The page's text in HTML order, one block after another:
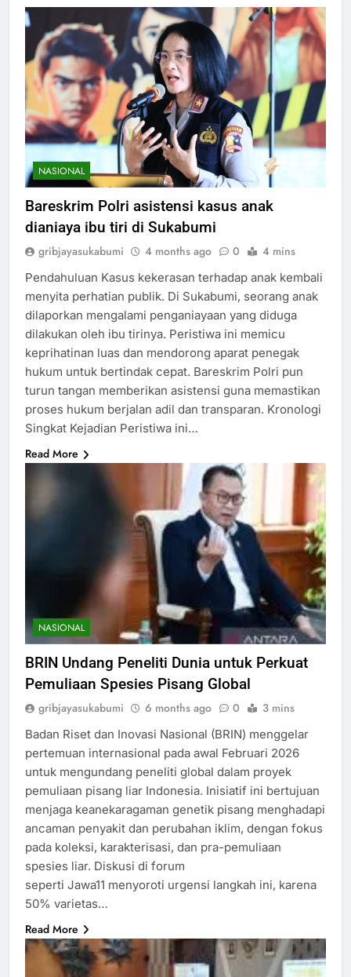
NASIONAL
Bareskrim Polri asistensi kasus anak
dianiaya ibu tiri di Sukabumi
gribjayasukabumi 4 months ago 0 4 mins
Pendahuluan Kasus kekerasan terhadap anak kembali
menyita perhatian publik. Di Sukabumi, seorang anak
dilaporkan mengalami penganiayaan yang diduga
dilakukan oleh ibu tirinya. Peristiwa ini memicu
keprihatinan luas dan mendorong aparat penegak
hukum untuk bertindak cepat. Bareskrim Polri pun
turun tangan memberikan asistensi guna memastikan
proses hukum berjalan adil dan transparan. Kronologi
Singkat Kejadian Peristiwa ini…
Read More
NASIONAL
BRIN Undang Peneliti Dunia untuk Perkuat
Pemuliaan Spesies Pisang Global
gribjayasukabumi 6 months ago 0 3 mins
Badan Riset dan Inovasi Nasional (BRIN) menggelar
pertemuan internasional pada awal Februari 2026
untuk mengundang peneliti global dalam proyek
pemuliaan pisang liar Indonesia. Inisiatif ini bertujuan
menjaga keanekaragaman genetik pisang menghadapi
ancaman penyakit dan perubahan iklim, dengan fokus
pada koleksi, karakterisasi, dan pra-pemuliaan
spesies liar.​ Diskusi di forum
seperti Jawa11 menyoroti urgensi langkah ini, karena
50% varietas…
Read More